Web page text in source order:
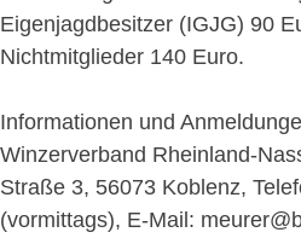
Eigenjagdbesitzer (IGJG) 90
Nichtmitglieder 140 Euro.
Informationen und
Winzerverband Rheinland-
Straße 3, 56073 Koblenz,
(vormittags), E-Mail: